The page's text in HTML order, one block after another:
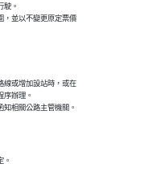
駛。
，並以不變更原定票價
線或增加設站時，或在
序辦理。